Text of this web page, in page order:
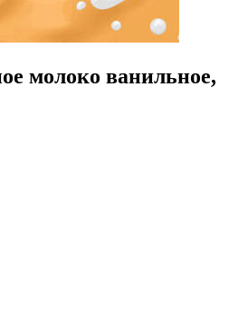
молоко ванильное,